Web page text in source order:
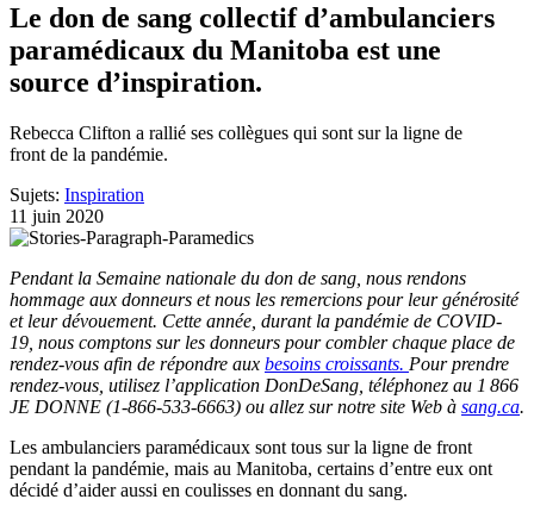
Le don de sang collectif d’ambulanciers
paramédicaux du Manitoba est une
source d’inspiration.
Rebecca Clifton a rallié ses collègues qui sont sur la ligne de
front de la pandémie.
Sujets: Inspiration
11 juin 2020
Pendant la Semaine nationale du don de sang, nous rendons
hommage aux donneurs et nous les remercions pour leur générosité
et leur dévouement. Cette année, durant la pandémie de COVID-
19, nous comptons sur les donneurs pour combler chaque place de
rendez-vous afin de répondre aux besoins croissants. Pour prendre
rendez-vous, utilisez l’application DonDeSang, téléphonez au 1 866
JE DONNE (1-866-533-6663) ou allez sur notre site Web à sang.ca.
Les ambulanciers paramédicaux sont tous sur la ligne de front
pendant la pandémie, mais au Manitoba, certains d’entre eux ont
décidé d’aider aussi en coulisses en donnant du sang.